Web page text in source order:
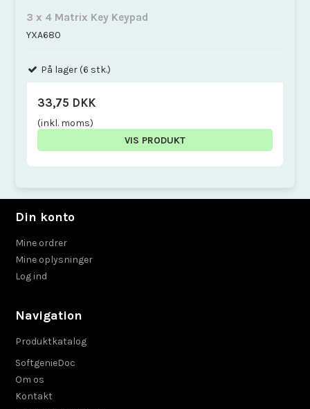
3 x 4 Matrix Key Keypad
YXA680
På lager (6 stk.)
33,75 DKK
(inkl. moms)
VIS PRODUKT
Din konto
Mine ordrer
Mine oplysninger
Log ind
Navigation
Produktkatalog
SoftgenieDoc
Om os
Kontakt